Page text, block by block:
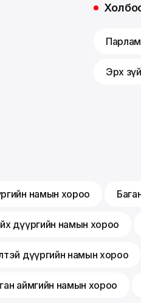
Эрх
намын хороо
дүүргийн намын хороо
дүүргийн намын хороо
аймгийн намын хороо